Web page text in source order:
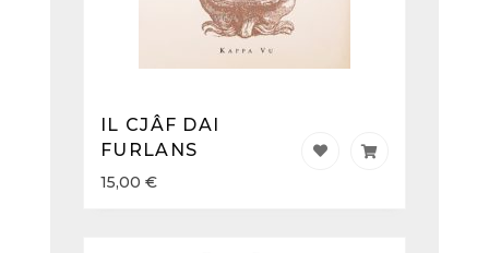
IL CJÂF DAI
FURLANS
15,00 €